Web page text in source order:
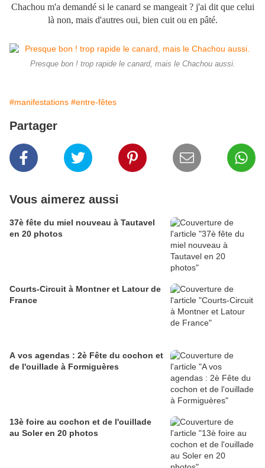
Chachou m'a demandé si le canard se mangeait ? j'ai dit que celui
là non, mais d'autres oui, bien cuit ou en pâté.
Presque bon ! trop rapide le canard, mais le Chachou aussi.
#manifestations #entre-fêtes
Partager
Vous aimerez aussi
37è fête du miel nouveau à Tautavel
en 20 photos
Courts-Circuit à Montner et Latour de
France
A vos agendas : 2è Fête du cochon et
de l'ouillade à Formiguères
13è foire au cochon et de l'ouillade
au Soler en 20 photos